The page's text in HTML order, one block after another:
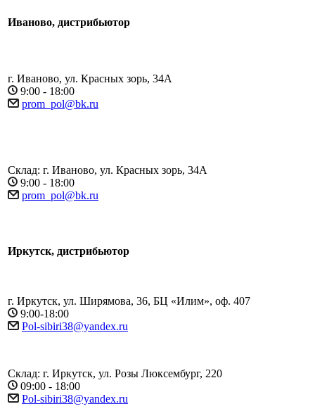
Иваново, дистрибьютор
г. Иваново, ул. Красных зорь, 34А
9:00 - 18:00
prom_pol@bk.ru
Склад: г. Иваново, ул. Красных зорь, 34А
9:00 - 18:00
prom_pol@bk.ru
Иркутск, дистрибьютор
г. Иркутск, ул. Ширямова, 36, БЦ «Илим», оф. 407
9:00-18:00
Pol-sibiri38@yandex.ru
Склад: г. Иркутск, ул. Розы Люксембург, 220
09:00 - 18:00
Pol-sibiri38@yandex.ru